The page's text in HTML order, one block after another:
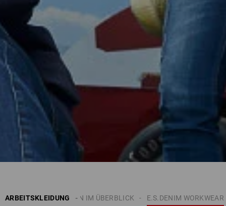
ARBEITSKLEIDUNG E.S.DENIM WORKWEAR
E.S. KOLLEKTIONEN IM ÜBERBLICK